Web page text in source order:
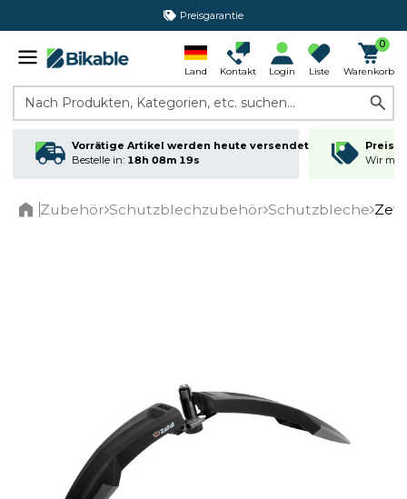
Preisgarantie
Land Kontakt Login Liste
0
Warenkorb
Nach Produkten, Kategorien, etc. suchen...
Vorrätige Artikel werden heute versendet
Bestelle in: 18h 08m 19s
Wir
Zubehör Schutzblechzubehör Schutzbleche